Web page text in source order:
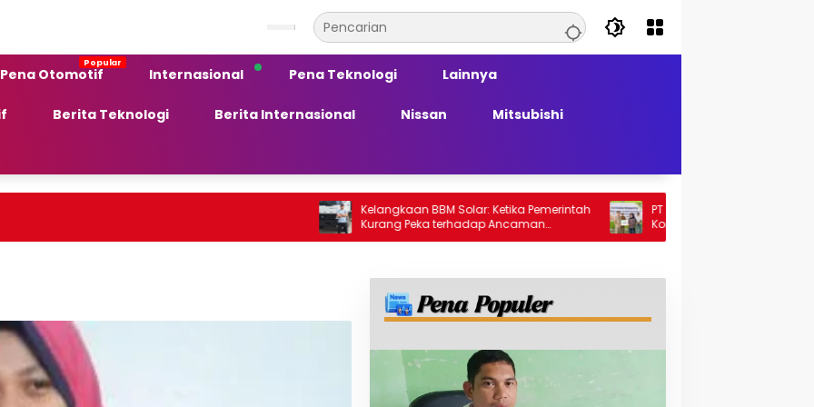
Pena Otomotif Internasional Pena Teknologi Lainnya
Berita Teknologi Berita Internasional Nissan Mitsubishi
Kelangkaan BBM Solar: Ketika Pemerintah
Kurang Peka terhadap Ancaman
Ekonomi Daerah
PT Generasi Agung Perkasa Buktikan
Komitmen Sosial, Salurkan PPM Rp859,4
Juta untuk Masyarakat Lingkar